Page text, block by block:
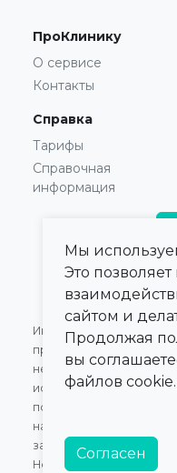
ПроКлинику
О сервисе
Контакты
Справка
Тарифы
Справочная
информация
Информация,
представленная на
не может быть
использована для
постановки диагноза,
назначения лечения и
заменяет прием врача.
Номер в Едином Реестре
Мы
Это
сайтом и
Продолжая
вы
файлов cookie.
Согласен